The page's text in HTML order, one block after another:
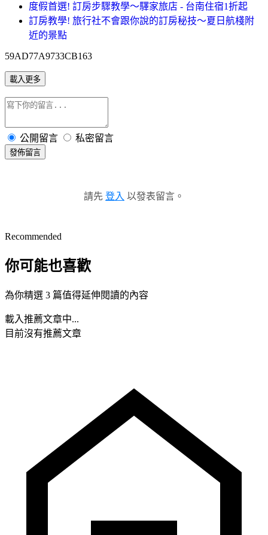
度假首選! 訂房步驟教學～驛家旅店 - 台南住宿1折起
訂房教學! 旅行社不會跟你說的訂房秘技～夏日航棧附
近的景點
59AD77A9733CB163
載入更多
公開留言 私密留言
發佈留言
請先 登入 以發表留言。
Recommended
你可能也喜歡
為你精選 3 篇值得延伸閱讀的內容
載入推薦文章中...
目前沒有推薦文章